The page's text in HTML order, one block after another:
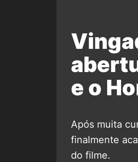
e o
Após muita
finalmente
do filme.